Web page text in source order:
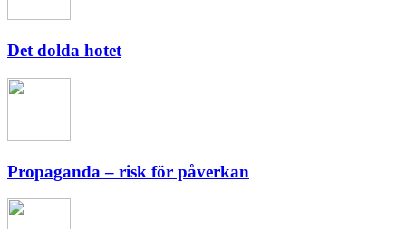
Det dolda hotet
Propaganda – risk för påverkan